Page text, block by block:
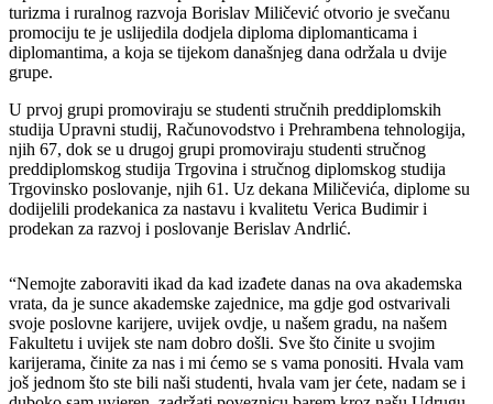
turizma i ruralnog razvoja Borislav Miličević otvorio je svečanu
promociju te je uslijedila dodjela diploma diplomanticama i
diplomantima, a koja se tijekom današnjeg dana održala u dvije
grupe.
U prvoj grupi promoviraju se studenti stručnih preddiplomskih
studija Upravni studij, Računovodstvo i Prehrambena tehnologija,
njih 67, dok se u drugoj grupi promoviraju studenti stručnog
preddiplomskog studija Trgovina i stručnog diplomskog studija
Trgovinsko poslovanje, njih 61. Uz dekana Miličevića, diplome su
dodijelili prodekanica za nastavu i kvalitetu Verica Budimir i
prodekan za razvoj i poslovanje Berislav Andrlić.
“Nemojte zaboraviti ikad da kad izađete danas na ova akademska
vrata, da je sunce akademske zajednice, ma gdje god ostvarivali
svoje poslovne karijere, uvijek ovdje, u našem gradu, na našem
Fakultetu i uvijek ste nam dobro došli. Sve što činite u svojim
karijerama, činite za nas i mi ćemo se s vama ponositi. Hvala vam
još jednom što ste bili naši studenti, hvala vam jer ćete, nadam se i